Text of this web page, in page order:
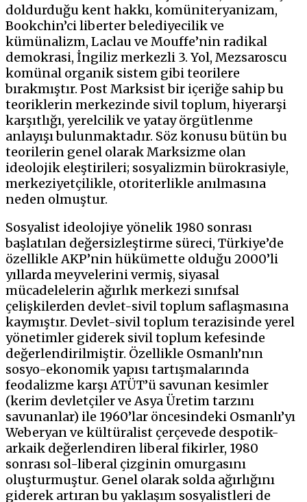
doldurduğu kent hakkı, komüniteryanizam,
Bookchin’ci liberter belediyecilik ve
kümünalizm, Laclau ve Mouffe’nin radikal
demokrasi, İngiliz merkezli 3. Yol, Mezsaroscu
komünal organik sistem gibi teorilere
bırakmıştır. Post Marksist bir içeriğe sahip bu
teoriklerin merkezinde sivil toplum, hiyerarşi
karşıtlığı, yerelcilik ve yatay örgütlenme
anlayışı bulunmaktadır. Söz konusu bütün bu
teorilerin genel olarak Marksizme olan
ideolojik eleştirileri; sosyalizmin bürokrasiyle,
merkeziyetçilikle, otoriterlikle anılmasına
neden olmuştur.
Sosyalist ideolojiye yönelik 1980 sonrası
başlatılan değersizleştirme süreci, Türkiye’de
özellikle AKP’nin hükümette olduğu 2000’li
yıllarda meyvelerini vermiş, siyasal
mücadelelerin ağırlık merkezi sınıfsal
çelişkilerden devlet-sivil toplum saflaşmasına
kaymıştır. Devlet-sivil toplum terazisinde yerel
yönetimler giderek sivil toplum kefesinde
değerlendirilmiştir. Özellikle Osmanlı’nın
sosyo-ekonomik yapısı tartışmalarında
feodalizme karşı ATÜT’ü savunan kesimler
(kerim devletçiler ve Asya Üretim tarzını
savunanlar) ile 1960’lar öncesindeki Osmanlı’yı
Weberyan ve kültüralist çerçevede despotik-
arkaik değerlendiren liberal fikirler, 1980
sonrası sol-liberal çizginin omurgasını
oluşturmuştur. Genel olarak solda ağırlığını
giderek artıran bu yaklaşım sosyalistleri de